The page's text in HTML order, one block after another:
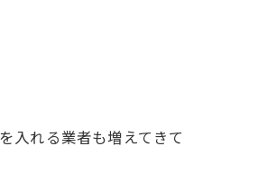
入れる業者も増えてきて